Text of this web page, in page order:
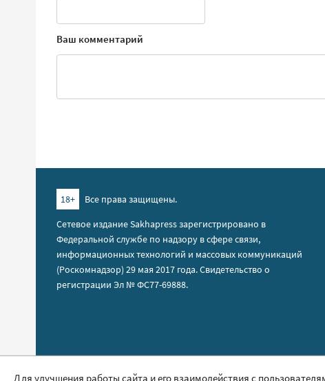
Ваш комментарий
18+
Все права защищены.
Сетевое издание Sakhapress зарегистрировано в
Федеральной службе по надзору в сфере связи,
информационных технологий и массовых коммуникаций
(Роскомнадзор) 29 мая 2017 года. Свидетельство о
регистрации Эл № ФС77-69888.
Правила сайта
Для улучшения работы сайта и его взаимодействия с